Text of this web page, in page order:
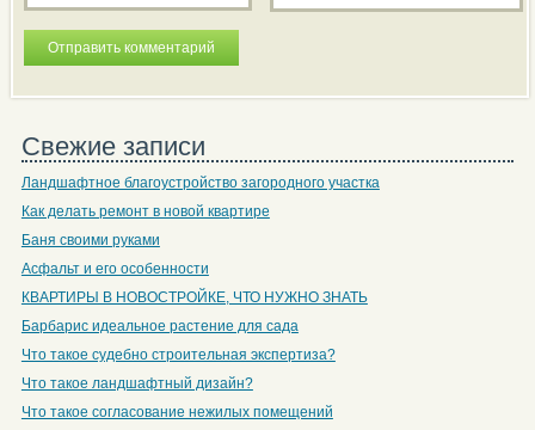
Свежие записи
Ландшафтное благоустройство загородного участка
Как делать ремонт в новой квартире
Баня своими руками
Асфальт и его особенности
КВАРТИРЫ В НОВОСТРОЙКЕ, ЧТО НУЖНО ЗНАТЬ
Барбарис идеальное растение для сада
Что такое судебно строительная экспертиза?
Что такое ландшафтный дизайн?
Что такое согласование нежилых помещений